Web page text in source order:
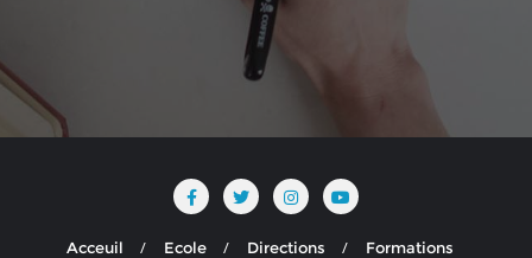
Acceuil Ecole Directions Formations